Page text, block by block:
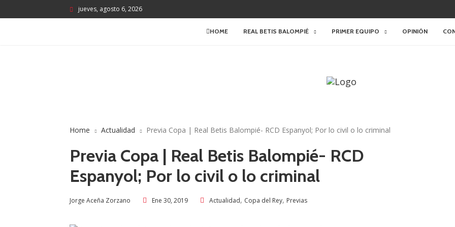
jueves, agosto 6, 2026
HOME REAL BETIS BALOMPIÉ PRIMER EQUIPO OPINIÓN
Home Actualidad Previa Copa | Real Betis Balompié- RCD Espanyol; Por lo civil o lo criminal
Previa Copa | Real Betis Balompié- RCD
Espanyol; Por lo civil o lo criminal
Jorge Aceña Zorzano Ene 30, 2019 Actualidad, Copa del Rey, Previas